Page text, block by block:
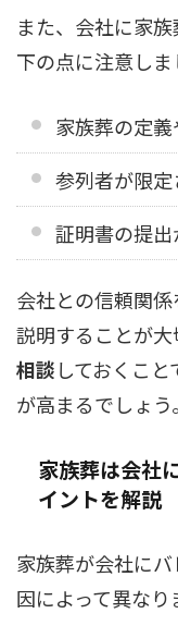
また、会社に家
下の点に注意しま
家族葬の定
参列者が限
証明書の提
会社との信頼関
説明することが大
相談しておくこ
が高まるでしょう。
家族葬は会社
イントを解説
家族葬が会社に
因によって異なり